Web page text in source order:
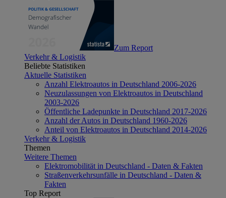
Zum Report
Verkehr & Logistik
Beliebte Statistiken
Aktuelle Statistiken
Anzahl Elektroautos in Deutschland 2006-2026
Neuzulassungen von Elektroautos in Deutschland
2003-2026
Öffentliche Ladepunkte in Deutschland 2017-2026
Anzahl der Autos in Deutschland 1960-2026
Anteil von Elektroautos in Deutschland 2014-2026
Verkehr & Logistik
Themen
Weitere Themen
Elektromobilität in Deutschland - Daten & Fakten
Straßenverkehrsunfälle in Deutschland - Daten &
Fakten
Top Report